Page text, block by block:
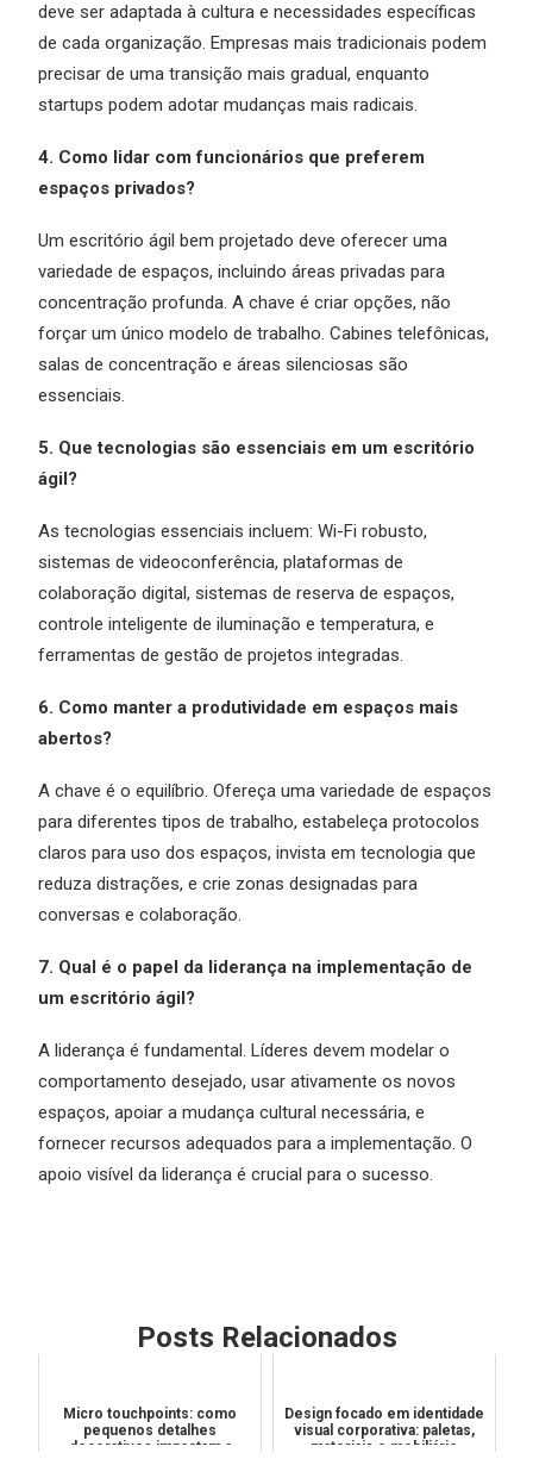
deve ser adaptada à cultura e necessidades específicas
de cada organização. Empresas mais tradicionais podem
precisar de uma transição mais gradual, enquanto
startups podem adotar mudanças mais radicais.
4. Como lidar com funcionários que preferem
espaços privados?
Um escritório ágil bem projetado deve oferecer uma
variedade de espaços, incluindo áreas privadas para
concentração profunda. A chave é criar opções, não
forçar um único modelo de trabalho. Cabines telefônicas,
salas de concentração e áreas silenciosas são
essenciais.
5. Que tecnologias são essenciais em um escritório
ágil?
As tecnologias essenciais incluem: Wi-Fi robusto,
sistemas de videoconferência, plataformas de
colaboração digital, sistemas de reserva de espaços,
controle inteligente de iluminação e temperatura, e
ferramentas de gestão de projetos integradas.
6. Como manter a produtividade em espaços mais
abertos?
A chave é o equilíbrio. Ofereça uma variedade de espaços
para diferentes tipos de trabalho, estabeleça protocolos
claros para uso dos espaços, invista em tecnologia que
reduza distrações, e crie zonas designadas para
conversas e colaboração.
7. Qual é o papel da liderança na implementação de
um escritório ágil?
A liderança é fundamental. Líderes devem modelar o
comportamento desejado, usar ativamente os novos
espaços, apoiar a mudança cultural necessária, e
fornecer recursos adequados para a implementação. O
apoio visível da liderança é crucial para o sucesso.
Posts Relacionados
Micro touchpoints: como
pequenos detalhes
decorativos impactam a
Design focado em identidade
visual corporativa: paletas,
materiais e mobiliário